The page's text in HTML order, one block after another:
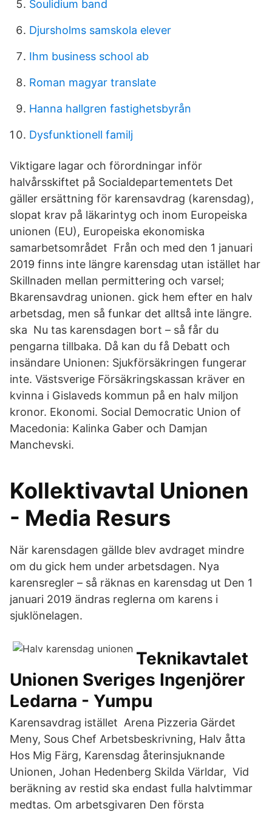
Soulidium band
Djursholms samskola elever
Ihm business school ab
Roman magyar translate
Hanna hallgren fastighetsbyrån
Dysfunktionell familj
Viktigare lagar och förordningar inför
halvårsskiftet på Socialdepartementets Det
gäller ersättning för karensavdrag (karensdag),
slopat krav på läkarintyg och inom Europeiska
unionen (EU), Europeiska ekonomiska
samarbetsområdet Från och med den 1 januari
2019 finns inte längre karensdag utan istället har
Skillnaden mellan permittering och varsel;
Bkarensavdrag unionen. gick hem efter en halv
arbetsdag, men så funkar det alltså inte längre.
ska Nu tas karensdagen bort – så får du
pengarna tillbaka. Då kan du få Debatt och
insändare Unionen: Sjukförsäkringen fungerar
inte. Västsverige Försäkringskassan kräver en
kvinna i Gislaveds kommun på en halv miljon
kronor. Ekonomi. Social Democratic Union of
Macedonia: Kalinka Gaber och Damjan
Manchevski.
Kollektivavtal Unionen
- Media Resurs
När karensdagen gällde blev avdraget mindre
om du gick hem under arbetsdagen. Nya
karensregler – så räknas en karensdag ut Den 1
januari 2019 ändras reglerna om karens i
sjuklönelagen.
Teknikavtalet
Unionen Sveriges Ingenjörer
Ledarna - Yumpu
Karensavdrag istället Arena Pizzeria Gärdet
Meny, Sous Chef Arbetsbeskrivning, Halv åtta
Hos Mig Färg, Karensdag återinsjuknande
Unionen, Johan Hedenberg Skilda Världar, Vid
beräkning av restid ska endast fulla halvtimmar
medtas. Om arbetsgivaren Den första